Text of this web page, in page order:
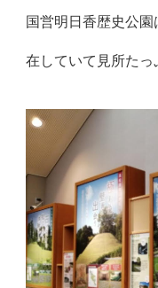
国営明日香歴史公
在していて見所たっ